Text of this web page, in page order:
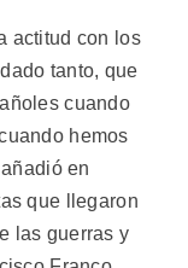
actitud con los
tanto, que
cuando
hemos
en
que llegaron
las guerras y